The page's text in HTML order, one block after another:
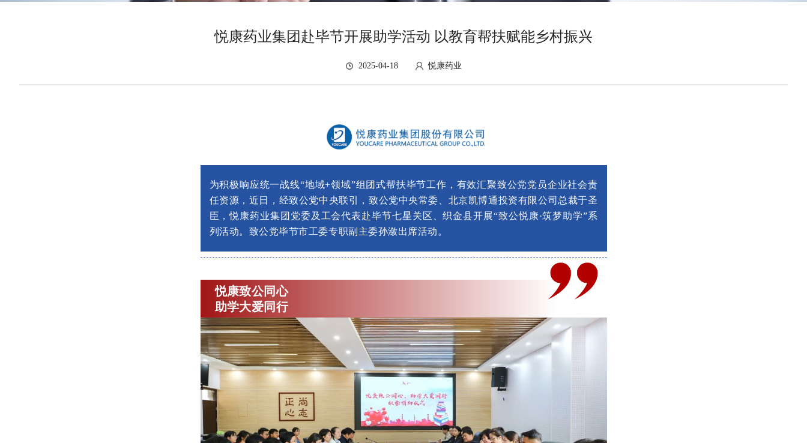
悦康药业集团赴毕节开展助学活动 以教育帮扶赋能乡村振兴
2025-04-18 悦康药业
为积极响应统一战线“地域+领域”组团式帮扶毕节工作，有效汇聚致公党党员企业社会责
任资源，近日
， 经致公党中央联引，致公党中央常委、北京凯博通投资有限公司总裁于圣
臣，悦康药业集团党委及 工会代表赴毕节七星关区、织金县开展“致公悦康·筑梦助学”系
列活动。致公党毕节市工委专职副主委孙潋出席活动。
悦康致公同心
助学大爱同行